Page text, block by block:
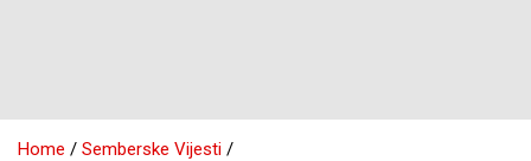
Home
Semberske Vijesti